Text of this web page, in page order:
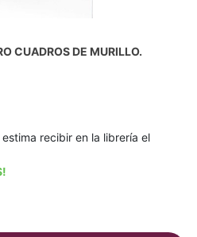
CUADROS DE MURILLO.
recibir en la librería el